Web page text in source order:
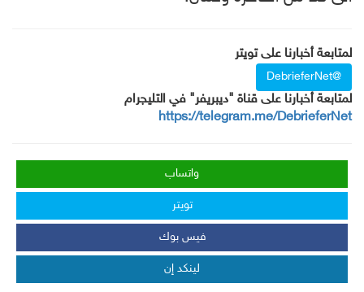
لمتابعة أخبارنا على تويتر
@DebrieferNet
لمتابعة أخبارنا على قناة "ديبريفر" في التليجرام
https://telegram.me/DebrieferNet
واتساب
تويتر
فيس بوك
لينكد إن